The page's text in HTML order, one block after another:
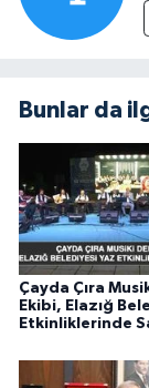
Bunlar da
Çayda Çıra
Ekibi, Elazığ
Etkinliklerinde